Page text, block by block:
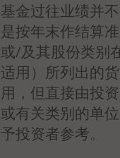
基金过往业绩并
是按年末作结算
或/及其股份类别
适用）所列出的
用，但直接由投
或有关类别的单
予投资者参考。